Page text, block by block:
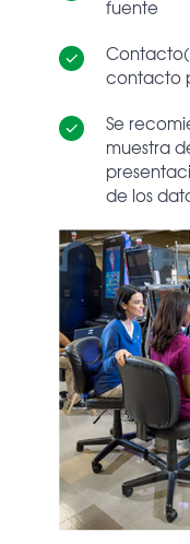
fuente
contacto
Se
muestra
de los